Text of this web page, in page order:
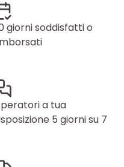
giorni soddisfatti o
a tua
5 giorni su 7